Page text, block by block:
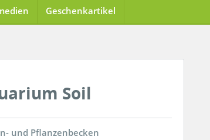
Geschenkartikel
Soil
und Pflanzenbecken